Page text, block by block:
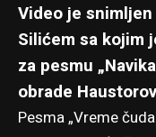
Video je
Silićem sa kojim
za pesmu
obrade
Pesma „Vreme